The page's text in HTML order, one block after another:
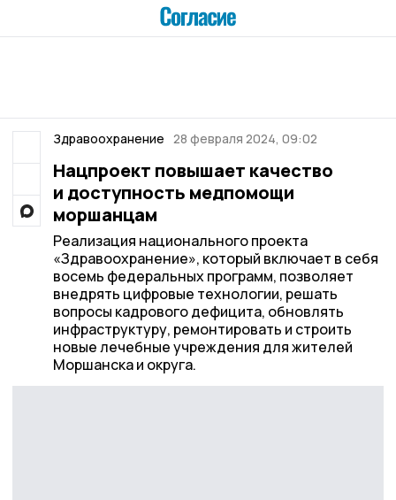
Здравоохранение 28 февраля 2024, 09:02
Нацпроект повышает качество
и доступность медпомощи
моршанцам
Реализация национального проекта
«Здравоохранение», который включает в себя
восемь федеральных программ, позволяет
внедрять цифровые технологии, решать
вопросы кадрового дефицита, обновлять
инфраструктуру, ремонтировать и строить
новые лечебные учреждения для жителей
Моршанска и округа.